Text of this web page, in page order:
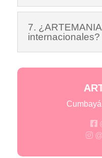
7.
internacionales?